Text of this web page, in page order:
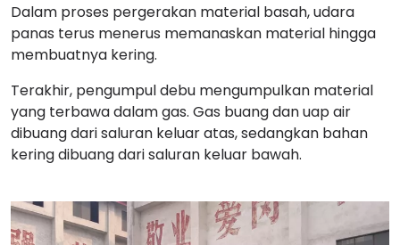
Dalam proses pergerakan material basah, udara
panas terus menerus memanaskan material hingga
membuatnya kering.
Terakhir, pengumpul debu mengumpulkan material
yang terbawa dalam gas. Gas buang dan uap air
dibuang dari saluran keluar atas, sedangkan bahan
kering dibuang dari saluran keluar bawah.